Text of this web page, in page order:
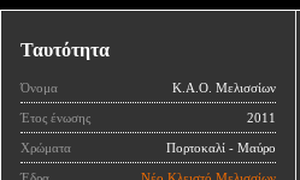
Ταυτότητα
Όνομα Κ.Α.Ο. Μελισσίων
Έτος ένωσης 2011
Χρώματα Πορτοκαλί - Μαύρο